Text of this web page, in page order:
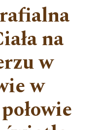
na
w
w